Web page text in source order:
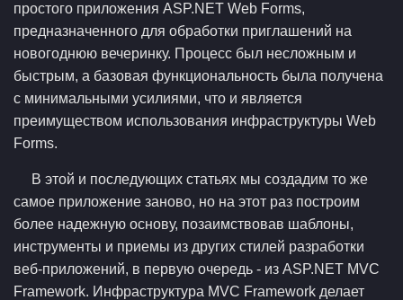
простого приложения ASP.NET Web Forms,
предназначенного для обработки приглашений на
новогоднюю вечеринку. Процесс был несложным и
быстрым, а базовая функциональность была получена
с минимальными усилиями, что и является
преимуществом использования инфраструктуры Web
Forms.
В этой и последующих статьях мы создадим то же
самое приложение заново, но на этот раз построим
более надежную основу, позаимствовав шаблоны,
инструменты и приемы из других стилей разработки
веб-приложений, в первую очередь - из ASP.NET MVC
Framework. Инфраструктура MVC Framework делает